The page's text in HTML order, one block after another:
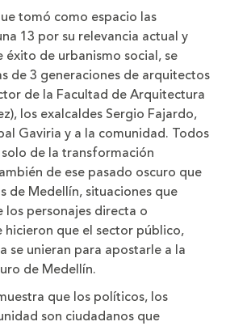
tomó como espacio las
13 por su relevancia actual y
éxito de urbanismo social, se
de 3 generaciones de arquitectos
de la Facultad de Arquitectura
los exalcaldes Sergio Fajardo,
Gaviria y a la comunidad. Todos
de la transformación
de ese pasado oscuro que
de Medellín, situaciones que
personajes directa o
que el sector público,
se unieran para apostarle a la
de Medellín.
que los políticos, los
son ciudadanos que